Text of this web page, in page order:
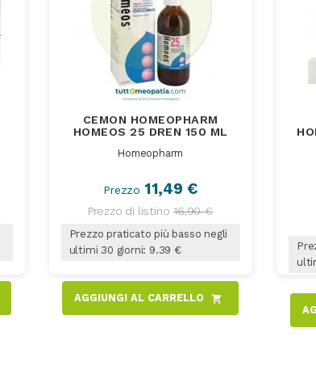
CEMON HOMEOPHARM
HOMEOS 25 DREN 150 ML
Homeopharm
Prezzo 11,49 €
Prezzo di listino 16,90 €
Prezzo praticato più basso negli
ultimi 30 giorni: 9.39 €
AGGIUNGI AL CARRELLO shopping_cart